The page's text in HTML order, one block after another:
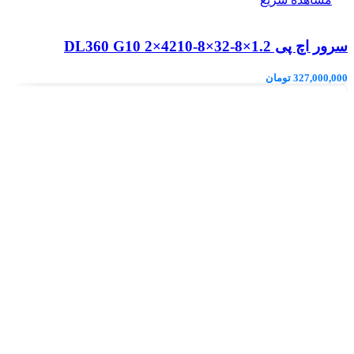
سرور اچ پی DL360 G10 2×4210-8×32-8×1.2
327,000,000 تومان